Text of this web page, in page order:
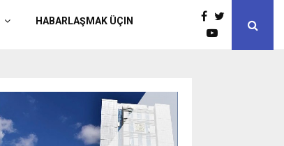
HABARLAŞMAK ÜÇIN